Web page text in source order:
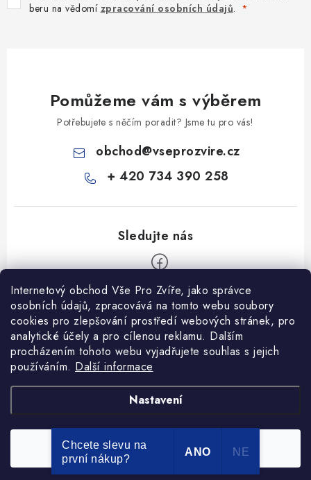
Internetový obchod Vše Pro Zvíře, jako správce
osobních údajů, zpracovává na tomto webu soubory
cookies pro zlepšování prostředí webových stránek, pro
analytické účely a pro cílenou reklamu. Dalším
procházením tohoto webu vyjadřujete souhlas s jejich
používáním. Další informace
Nastavení
Souhlasím
beru na vědomí zpracování osobních údajů.
Pomůžeme vám s výběrem
Potřebujete s něčím poradit? Jsme tu pro vás!
obchod@vseprozvire.cz
+ 420 734 390 258
Informace pro Vás
Ceník dopravy
Kontakty
Obchodní podmínky
Podmínky ochrany osobních údajů
Heuréka recenze
Vytvořil Shoptet Premium
Copyright 2026Vše Pro Zvíře . Všechna práva vyhrazena.
Chcete slevu na
první nákup?
ANO NE